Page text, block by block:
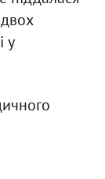
двох
у